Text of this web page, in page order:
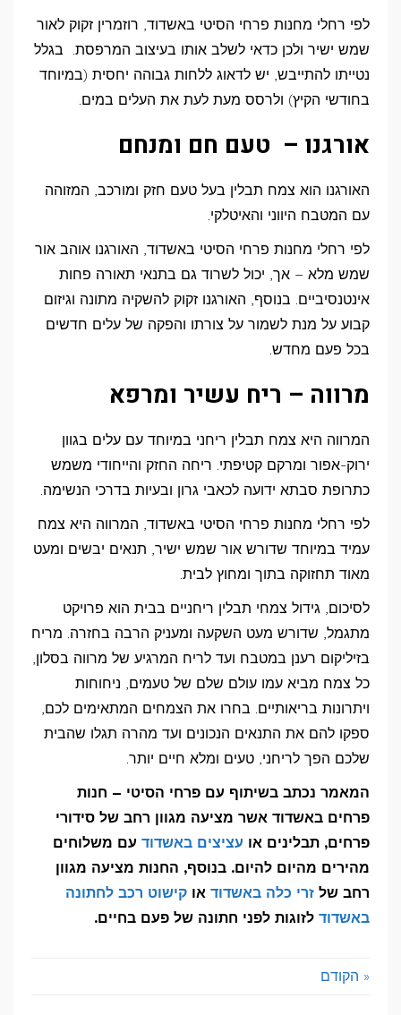
לפי רחלי מחנות פרחי הסיטי באשדוד, רוזמרין זקוק לאור
שמש ישיר ולכן כדאי לשלב אותו בעיצוב המרפסת. בגלל
נטייתו להתייבש, יש לדאוג ללחות גבוהה יחסית (במיוחד
בחודשי הקיץ) ולרסס מעת לעת את העלים במים.
אורגנו – טעם חם ומנחם
האורגנו הוא צמח תבלין בעל טעם חזק ומורכב, המזוהה
עם המטבח היווני והאיטלקי.
לפי רחלי מחנות פרחי הסיטי באשדוד, האורגנו אוהב אור
שמש מלא – אך, יכול לשרוד גם בתנאי תאורה פחות
אינטנסיביים. בנוסף, האורגנו זקוק להשקיה מתונה וגיזום
קבוע על מנת לשמור על צורתו והפקה של עלים חדשים
בכל פעם מחדש.
מרווה – ריח עשיר ומרפא
המרווה היא צמח תבלין ריחני במיוחד עם עלים בגוון
ירוק-אפור ומרקם קטיפתי. ריחה החזק והייחודי משמש
כתרופת סבתא ידועה לכאבי גרון ובעיות בדרכי הנשימה.
לפי רחלי מחנות פרחי הסיטי באשדוד, המרווה היא צמח
עמיד במיוחד שדורש אור שמש ישיר, תנאים יבשים ומעט
מאוד תחזוקה בתוך ומחוץ לבית.
לסיכום, גידול צמחי תבלין ריחניים בבית הוא פרויקט
מתגמל, שדורש מעט השקעה ומעניק הרבה בחזרה. מריח
בזיליקום רענן במטבח ועד לריח המרגיע של מרווה בסלון,
כל צמח מביא עמו עולם שלם של טעמים, ניחוחות
ויתרונות בריאותיים. בחרו את הצמחים המתאימים לכם,
ספקו להם את התנאים הנכונים ועד מהרה תגלו שהבית
שלכם הפך לריחני, טעים ומלא חיים יותר.
המאמר נכתב בשיתוף עם פרחי הסיטי – חנות
פרחים באשדוד אשר מציעה מגוון רחב של סידורי
פרחים, תבלינים או עציצים באשדוד עם משלוחים
מהירים מהיום להיום. בנוסף, החנות מציעה מגוון
רחב של זרי כלה באשדוד או קישוט רכב לחתונה
באשדוד לזוגות לפני חתונה של פעם בחיים.
« הקודם